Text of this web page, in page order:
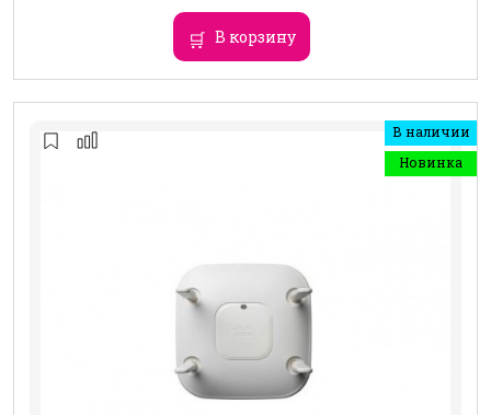
В корзину
В наличии
Новинка